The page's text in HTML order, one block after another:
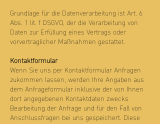
Grundlage für die Datenverarbeitung ist Art. 6
Abs. 1 lit. f DSGVO, der die Verarbeitung von
Daten zur Erfüllung eines Vertrags oder
vorvertraglicher Maßnahmen gestattet.
Kontaktformular
Wenn Sie uns per Kontaktformular Anfragen
zukommen lassen, werden Ihre Angaben aus
dem Anfrageformular inklusive der von Ihnen
dort angegebenen Kontaktdaten zwecks
Bearbeitung der Anfrage und für den Fall von
Anschlussfragen bei uns gespeichert. Diese